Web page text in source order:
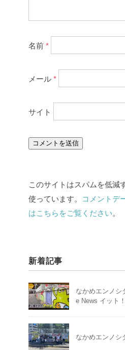
名前 *
メール *
サイト
このサイトはスパムを低減
使っています。
コメントデ
はこちらをご覧ください。
新着記事
なかめエンノシ
e News イット
なかめエンノシ